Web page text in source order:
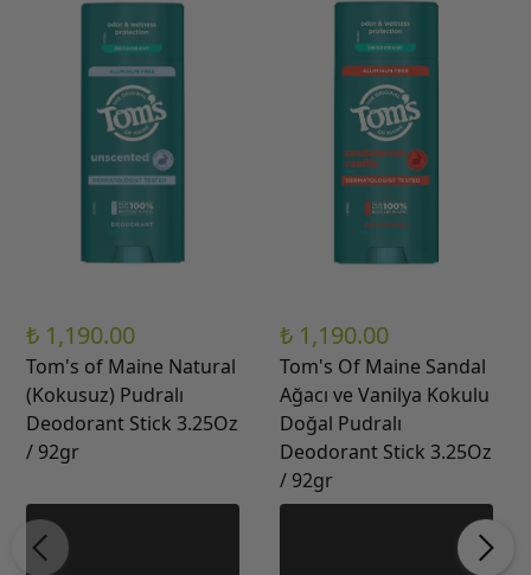
₺ 1,190.00
Tom's of Maine Natural
(Kokusuz) Pudralı
Deodorant Stick 3.25Oz
/ 92gr
₺ 1,190.00
Tom's Of Maine Sandal
Ağacı ve Vanilya Kokulu
Doğal Pudralı
Deodorant Stick 3.25Oz
/ 92gr